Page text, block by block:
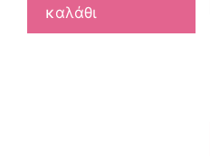
καλάθι